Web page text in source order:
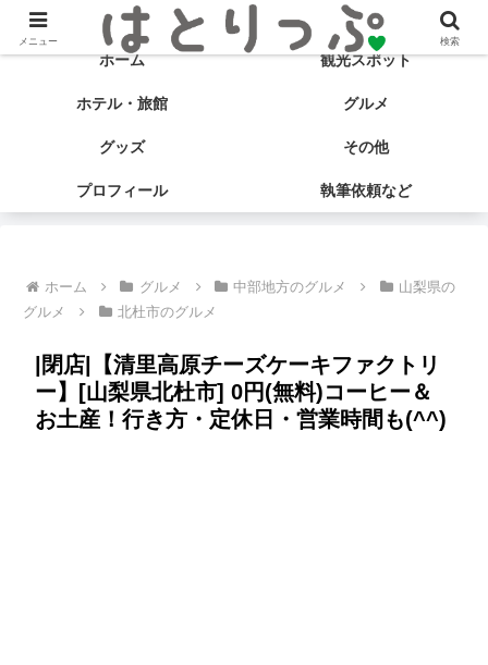
旅する食いしん坊♡ はとサブ子の国内旅行＆グルメブログ
ホーム 観光スポット
ホテル・旅館 グルメ
グッズ その他
プロフィール 執筆依頼など
ホーム グルメ 中部地方のグルメ
山梨県の
グルメ
北杜市のグルメ
|閉店|【清里高原チーズケーキファクトリ
ー】[山梨県北杜市] 0円(無料)コーヒー＆
お土産！行き方・定休日・営業時間も(^^)
メニュー 検索